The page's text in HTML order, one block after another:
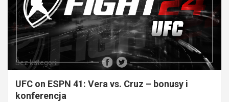
Bez kategorii
UFC on ESPN 41: Vera vs. Cruz – bonusy i
konferencja